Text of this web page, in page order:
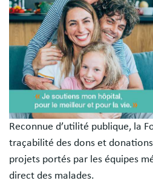
Reconnue d’utilité publique, la
traçabilité des dons et
projets portés par les équipes
direct des malades.